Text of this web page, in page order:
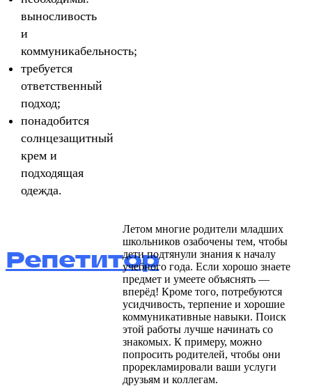
выносливость
и
коммуникабельность;
требуется
ответственный
подход;
понадобится
солнцезащитный
крем и
подходящая
одежда.
Репетитор
Летом многие родители младших
школьников озабочены тем, чтобы
дети подтянули знания к началу
учебного года. Если хорошо знаете
предмет и умеете объяснять —
вперёд! Кроме того, потребуются
усидчивость, терпение и хорошие
коммуникативные навыки. Поиск
этой работы лучше начинать со
знакомых. К примеру, можно
попросить родителей, чтобы они
прорекламировали ваши услуги
друзьям и коллегам.